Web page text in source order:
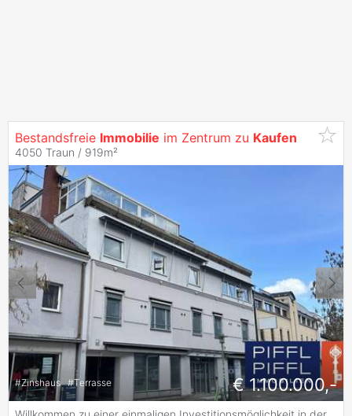
Bestandsfreie Immobilie im Zentrum zu Kaufen
4050 Traun / 919m²
#Zinshaus #Terrasse € 1.100.000,-